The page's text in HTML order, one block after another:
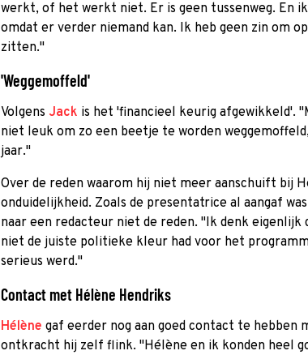
werkt, of het werkt niet. Er is geen tussenweg. En
omdat er verder niemand kan. Ik heb geen zin om
zitten."
'Weggemoffeld'
Volgens Jack is het 'financieel keurig afgewikkeld'.
niet leuk om zo een beetje te worden
jaar."
Over de reden waarom hij niet meer aanschuift bij
onduidelijkheid. Zoals de presentatrice al aangaf
naar een redacteur niet de reden. "Ik denk eigenlijk
niet de juiste politieke kleur had voor het
serieus werd."
Contact met Hélène Hendriks
Hélène gaf eerder nog aan goed contact te hebben
ontkracht hij zelf flink. "Hélène en ik konden heel